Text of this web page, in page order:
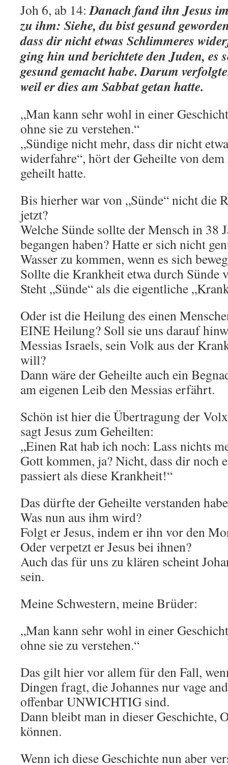
Joh 6, ab 14:Danach fand ihn Jesus
zu ihm: Siehe, du bist gesund
dass dir nicht etwas Schlimmeres
ging hin und berichtete den Juden, es
gesund gemacht habe. Darum
weil er dies am Sabbat getan hatte.
„Man kann sehr wohl in einer
ohne sie zu verstehen.“
„Sündige nicht mehr, dass dir nicht
widerfahre“, hört der Geheilte von
geheilt hatte.
Bis hierher war von „Sünde“ nicht die
jetzt?
Welche Sünde sollte der Mensch in 38
begangen haben? Hatte er sich nicht
Wasser zu kommen, wenn es sich
Sollte die Krankheit etwa durch Sünde
Steht „Sünde“ als die eigentliche
Oder ist die Heilung des einen
EINE Heilung? Soll sie uns darauf
Messias Israels, sein Volk aus der
will?
Dann wäre der Geheilte auch ein
am eigenen Leib den Messias erfährt.
Schön ist hier die Übertragung der
sagt Jesus zum Geheilten:
„Einen Rat hab ich noch: Lass nichts
Gott kommen, ja? Nicht, dass dir noch
passiert als diese Krankheit!“
Das dürfte der Geheilte verstanden
Was nun aus ihm wird?
Folgt er Jesus, indem er ihn vor den
Oder verpetzt er Jesus bei ihnen?
Auch das für uns zu klären scheint
sein.
Meine Schwestern, meine Brüder:
„Man kann sehr wohl in einer
ohne sie zu verstehen.“
Das gilt hier vor allem für den Fall,
Dingen fragt, die Johannes nur vage
offenbar UNWICHTIG sind.
Dann bleibt man in dieser Geschichte,
können.
Wenn ich diese Geschichte nun aber